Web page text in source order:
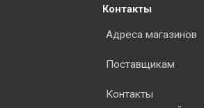
Контакты
Адреса магазинов
Поставщикам
Контакты